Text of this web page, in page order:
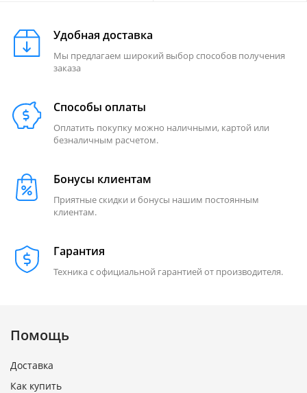
Удобная доставка
Мы предлагаем широкий выбор способов получения
заказа
Способы оплаты
Оплатить покупку можно наличными, картой или
безналичным расчетом.
Бонусы клиентам
Приятные скидки и бонусы нашим постоянным
клиентам.
Гарантия
Техника с официальной гарантией от производителя.
Помощь
Доставка
Как купить